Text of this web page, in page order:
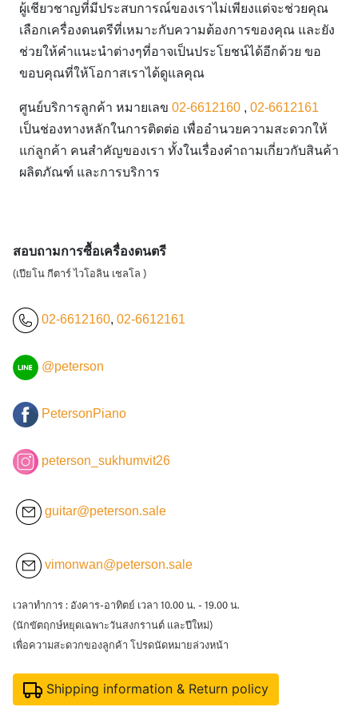
ผู้เชียวชาญที่มีประสบการณ์ของเราไม่เพียงแต่จะช่วยคุณ
เลือกเครื่องดนตรีที่เหมาะกับความต้องการของคุณ และยัง
ช่วยให้คำแนะนำต่างๆที่อาจเป็นประโยชน์ได้อีกด้วย ขอ
ขอบคุณที่ให้โอกาสเราได้ดูแลคุณ
ศูนย์บริการลูกค้า หมายเลข 02-6612160 , 02-6612161
เป็นช่องทางหลักในการติดต่อ เพื่ออำนวยความสะดวกให้
แก่ลูกค้า คนสำคัญของเรา ทั้งในเรื่องคำถามเกี่ยวกับสินค้า
ผลิตภัณฑ์ และการบริการ
สอบถามการซื้อเครื่องดนตรี
(เปียโน กีตาร์ ไวโอลิน เชลโล )
02-6612160, 02-6612161
@peterson
PetersonPiano
peterson_sukhumvit26
guitar@peterson.sale
vimonwan@peterson.sale
เวลาทำการ : อังคาร-อาทิตย์ เวลา 10.00 น. - 19.00 น.
(นักขัตฤกษ์หยุดเฉพาะวันสงกรานต์ และปีใหม่)
เพื่อความสะดวกของลูกค้า โปรดนัดหมายล่วงหน้า
Shipping information & Return policy